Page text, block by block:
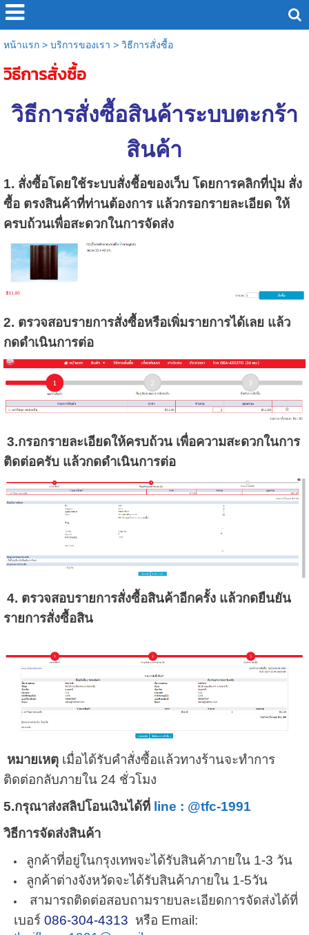
หน้าแรก> บริการของเรา > วิธีการสั่งซื้อ
วิธีการสั่งซื้อ
วิธีการสั่งซื้อสินค้าระบบตะกร้า
สินค้า
1. สั่งซื้อโดยใช้ระบบสั่งชื้อของเว็บ โดยการคลิกที่ปุ่ม สั่ง
ซื้อ ตรงสินค้าที่ท่านต้องการ แล้วกรอกรายละเอียด ให้
ครบถ้วนเพื่อสะดวกในการจัดส่ง
2. ตรวจสอบรายการสั่งซื้อหรือเพิ่มรายการได้เลย แล้ว
กดดำเนินการต่อ
3.กรอกรายละเอียดให้ครบถ้วน เพื่อความสะดวกในการ
ติดต่อครับ แล้วกดดำเนินการต่อ
4. ตรวจสอบรายการสั่งซื้อสินค้าอีกครั้ง แล้วกดยืนยัน
รายการสั่งซื้อสิน
หมายเหตุ เมื่อได้รับคำสั่งซื้อแล้วทางร้านจะทำการ
ติดต่อกลับภายใน 24 ชั่วโมง
5.กรุณาส่งสลิปโอนเงินได้ที่ line : @tfc-1991
วิธีการจัดส่งสินค้า
ลูกค้าที่อยู่ในกรุงเทพจะได้รับสินค้าภายใน 1-3 วัน
ลูกค้าต่างจังหวัดจะได้รับสินค้าภายใน 1-5วัน
สามารถติดต่อสอบถามรายบละเอียดการจัดส่งได้ที่
เบอร์ 086-304-4313 หรือ Email: